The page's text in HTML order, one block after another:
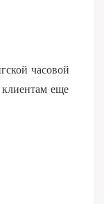
часовой
еще